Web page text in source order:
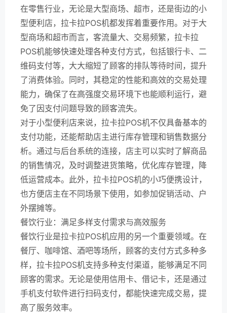
在零售行业，无论是大型商场、超市，还是街边的小
型便利店，拉卡拉POS机都发挥着重要作用。对于大
型商场和超市而言，客流量大、交易频繁，拉卡拉
POS机能够快速处理各种支付方式，包括银行卡、二
维码支付等，大大缩短了顾客的排队等待时间，提升
了消费体验。同时，其稳定的性能和高效的交易处理
能力，确保了在高强度交易环境下也能顺利运行，避
免了因支付问题导致的顾客流失。
对于小型便利店来说，拉卡拉POS机不仅具备基本的
支付功能，还能帮助店主进行库存管理和销售数据分
析。通过与后台系统的连接，店主可以实时了解商品
的销售情况，及时调整进货策略，优化库存管理，降
低运营成本。此外，拉卡拉POS机的小巧便携设计，
也方便店主在不同场景下使用，如参加促销活动、户
外摆摊等。
餐饮行业：满足多样支付需求与高效服务
餐饮行业是拉卡拉POS机应用的另一个重要领域。在
餐厅、咖啡馆、酒吧等场所，顾客的支付方式多种多
样，拉卡拉POS机支持多种支付渠道，能够满足不同
顾客的需求。无论是使用信用卡、借记卡，还是通过
手机支付软件进行扫码支付，都能快速完成交易，提
高了服务效率。